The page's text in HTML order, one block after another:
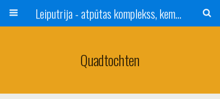
Leiputrija - atpūtas komplekss, kempings, viesu nams pie Rīgas / Camping, caravan site, bed and breakfast near Riga / Camping, caravanas, bungalows Letonia / Campingplatz, Caravanpark, Zimmer in Lettland / Kемпинг и гостевой дом к Риги
Quadtochten